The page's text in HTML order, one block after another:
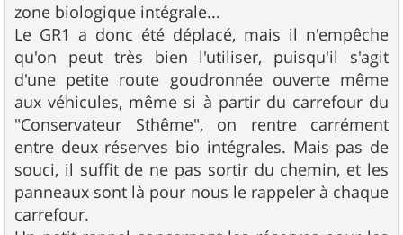
zone biologique intégrale...
Le GR1 a donc été déplacé, mais il n'empêche
qu'on peut très bien l'utiliser, puisqu'il s'agit
d'une petite route goudronnée ouverte même
aux véhicules, même si à partir du carrefour du
"Conservateur Sthême", on rentre carrément
entre deux réserves bio intégrales. Mais pas de
souci, il suffit de ne pas sortir du chemin, et les
panneaux sont là pour nous le rappeler à chaque
carrefour.